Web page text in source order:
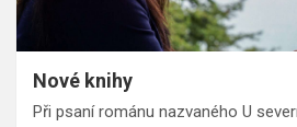
Nové knihy
Při psaní románu nazvaného U